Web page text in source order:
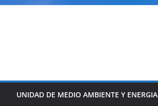
UNIDAD DE MEDIO AMBIENTE Y ENERGIA